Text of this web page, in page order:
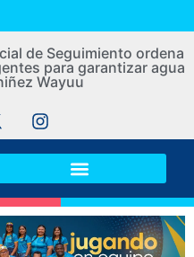
de Seguimiento ordena
para garantizar agua
Wayuu